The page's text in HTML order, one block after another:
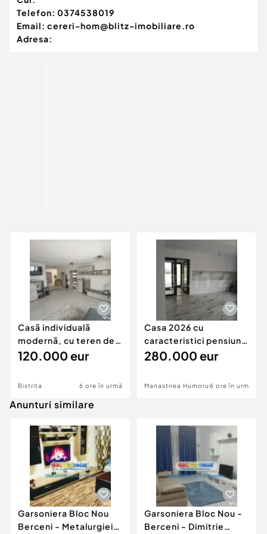
Telefon: 0374538019
Email: cereri-hom@blitz-imobiliare.ro
Adresa:
Casă individuală
modernă, cu teren de
1.356 mp – la doa
120.000 eur
Bistrita 6 ore în urmă
Casa 2026 cu
caracteristici pensiune
280k
280.000 eur
Manastirea Humorului6 ore în urmă
Anunturi similare
Garsoniera Bloc Nou
Berceni - Metalurgiei
Garsoniera Bloc Nou -
Berceni - Dimitrie